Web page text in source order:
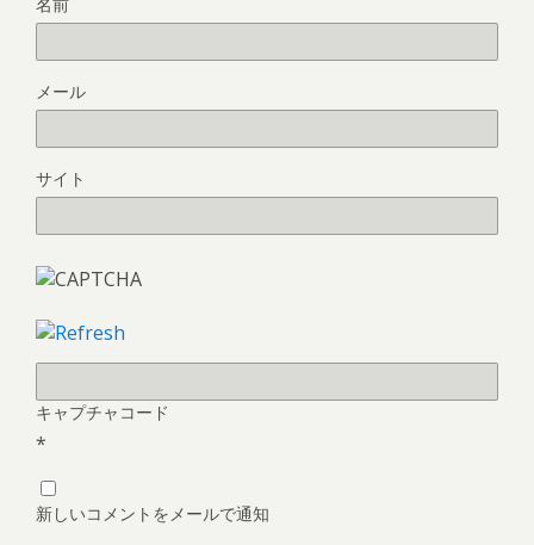
メール
サイト
キャプチャコード
*
新しいコメントをメールで通知